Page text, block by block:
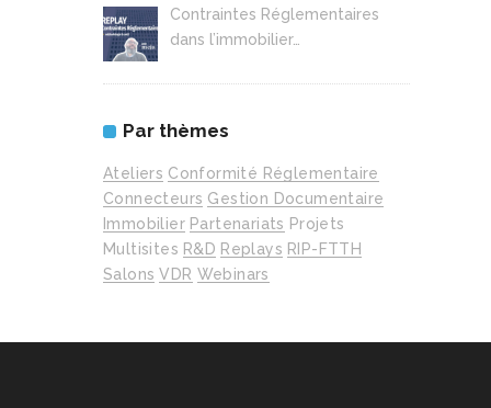
Contraintes Réglementaires
dans l’immobilier…
Par thèmes
Ateliers Conformité Réglementaire
Connecteurs Gestion Documentaire
Immobilier Partenariats Projets
Multisites R&D Replays RIP-FTTH
Salons VDR Webinars